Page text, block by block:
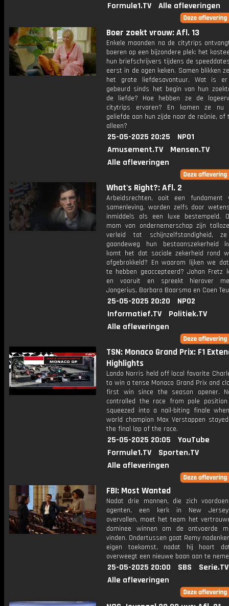
Formule1.TV
Alle afleveringen
Boer zoekt vrouw: Afl. 13
Enkele maanden na de citytrips
boeren op een bijzondere plek: het
hun briefschrijvers tijdens de
eerst in de ogen keken. Samen blikken
het grote liefdesavontuur. Wat is er
gebeurd sinds het begin van hun
de liefde? Hoe hebben ze de
citytrips ervaren? En komen ze nu
geliefde aan hun zijde naar de reünie, of
alleen?
25-05-2025 20:25
NPO1
Amusement.TV
Mensen.TV
Alle afleveringen
What's Right?: Afl. 2
Arbeidsrechten, ooit een fundament
samenleving, worden zelfs door
inmiddels als een luxe bestempeld.
mom van ondernemerschap zijn
verleid tot schijnzelfstandigheid,
gaandeweg hun bestaanszekerheid
komt het dat sociale zekerheid rond
afgebrokkeld? En waarom lijken we
te hebben geaccepteerd? Johan Fretz
en vooruit en spreekt hierover
Jongerius, Barbara Baarsma en Coen
25-05-2025 20:20
NPO2
Informatief.TV
Politiek.TV
Alle afleveringen
TSN: Monaco Grand Prix: F1
Highlights
Lando Norris held off local favorite
to win a tense Monaco Grand Prix and
first win since the season opener.
controlled the race from pole
squeezed into a nail-biting finale
world champion Max Verstappen
the final lap of the race.
25-05-2025 20:05
YouTube
Formule1.TV
Sporten.TV
Alle afleveringen
FBI: Most Wanted
Nadat drie mannen, die zich
agenten, een kerk in New
overvallen, moet het team het
dominee winnen om de ontvoerde
vinden. Ondertussen gaat Remy
eigen toekomst, nadat hij hoort
overweegt een nieuwe baan aan te
25-05-2025 20:00 SBS
Serie.TV
Alle afleveringen